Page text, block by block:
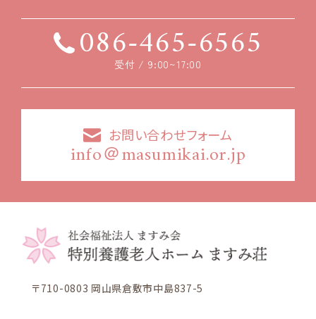
086-465-6565
受付 / 9:00~17:00
お問い合わせフォーム
info＠masumikai.or.jp
〒710-0803 岡山県倉敷市中島837-5